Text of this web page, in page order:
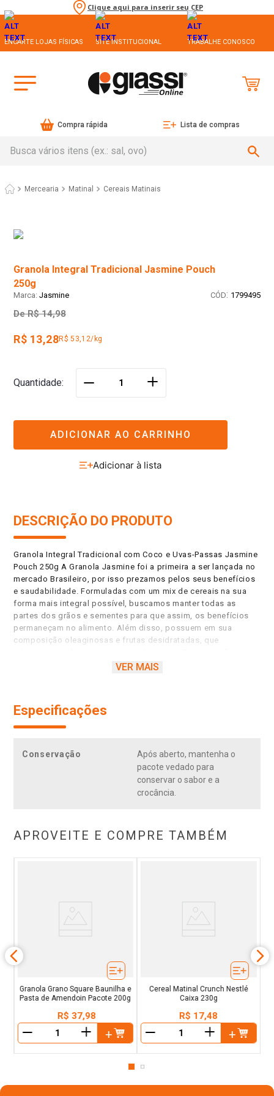
Clique aqui para inserir seu CEP
ENCARTE LOJAS FÍSICAS SITE INSTITUCIONAL TRABALHE CONOSCO
Compra rápida Lista de compras
Mercearia Matinal Cereais Matinais
Granola Integral Tradicional Jasmine Pouch
250g
Jasmine : 1799495
De R$ 14,98
R$ 13,28R$ 53,12/kg
Quantidade ＋
ADICIONAR AO CARRINHO
DESCRIÇÃO DO PRODUTO
Granola Integral Tradicional com Coco e Uvas-Passas Jasmine
Pouch 250g A Granola Jasmine foi a primeira a ser lançada no
mercado Brasileiro, por isso prezamos pelos seus benefícios
e saudabilidade. Formuladas com um mix de cereais na sua
forma mais integral possível, buscamos manter todas as
partes dos grãos e sementes para que assim, os benefícios
permaneçam no alimento. Além disso, possuem em sua
composição oleaginosas e frutas desidratadas, que
em carboidratos complexos, que fornecem energia de maneira
nutrientes, dão a sensação de saciedade, auxiliam no controle
do peso, colesterol e glicemia. Além disso, a granola possui
que garantem a energia diária para o corpo, A, C, E, minerais
como zinco, cálcio, ferro, magnésio e potássio e as que
possuem sementes e oleaginosas ainda apresentam ômega 3,
tipo de gordura benéfica e antiinflamatória ao organismo, que
possuem 10 vitaminas e minerais, o que enriquece o seu valor
Adicionado de 10 vitaminas e minerais + cálcio. Fonte de
VER MAIS
Especificações
Conservação
Após aberto, mantenha o
pacote vedado para
conservar o sabor e a
crocância.
APROVEITE E COMPRE TAMBÉM
Granola Grano Square Baunilha e
Pasta de Amendoin Pacote 200g
R$ 37,98
＋
Cereal Matinal Crunch Nestlé
Caixa 230g
R$ 17,48
＋